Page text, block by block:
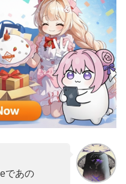
であの